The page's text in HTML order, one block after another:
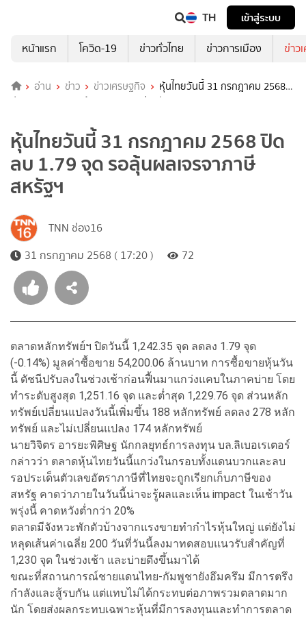
TH
เข้าสู่ระบบ
หน้าแรก
โควิด-19 ข่าวทั่วไทย ข่าวการเมือง ข่าว
อ่าน ข่าว ข่าวเศรษฐกิจ
หุ้นไทยวันนี้ 31 กรกฎาคม 2568
ปิดลบ 1.79 จุด รอลุ้นผลเจรจาภาษีสหรัฐฯ
หุ้นไทยวันนี้ 31 กรกฎาคม 2568 ปิด
ลบ 1.79 จุด รอลุ้นผลเจรจาภาษี
สหรัฐฯ
TNN ช่อง16
31 กรกฎาคม 2568 ( 17:20 )
72
ตลาดหลักทรัพย์ฯ ปิดวันนี้ 1,242.35 จุด ลดลง 1.79 จุด
(-0.14%) มูลค่าซื้อขาย 54,200.06 ล้านบาท การซื้อขายหุ้นวัน
นี้ ดัชนีปรับลงในช่วงเช้าก่อนฟื้นมาแกว่งแคบในภาคบ่าย โดย
ทำระดับสูงสุด 1,251.16 จุด และต่ำสุด 1,229.76 จุด ส่วนหลัก
ทรัพย์เปลี่ยนแปลงวันนี้เพิ่มขึ้น 188 หลักทรัพย์ ลดลง 278 หลัก
ทรัพย์ และไม่เปลี่ยนแปลง 174 หลักทรัพย์
นายวิจิตร อารยะพิศิษฐ นักกลยุทธ์การลงทุน บล.ลิเบอเรเตอร์
กล่าวว่า ตลาดหุ้นไทยวันนี้แกว่งในกรอบทั้งแดนบวกและลบ
รอประเด็นตัวเลขอัตราภาษีที่ไทยจะถูกเรียกเก็บภาษีของ
สหรัฐ คาดว่าภายในวันนี้น่าจะรู้ผลและเห็น impact ในเช้าวัน
พรุ่งนี้ คาดหวังต่ำกว่า 20%
ตลาดมีจังหวะพักตัวบ้างจากแรงขายทำกำไรหุ้นใหญ่ แต่ยังไม่
หลุดเส้นค่าเฉลี่ย 200 วันที่วันนี้ลงมาทดสอบแนวรับสำคัญที่
1,230 จุด ในช่วงเช้า และบ่ายดึงขึ้นมาได้
ขณะที่สถานการณ์ชายแดนไทย-กัมพูชายังอึมครึม มีการตรึง
กำลังและสู้รบกัน แต่แทบไม่ได้กระทบต่อภาพรวมตลาดมาก
นัก โดยส่งผลกระทบเฉพาะหุ้นที่มีการลงทุนและทำการตลาด